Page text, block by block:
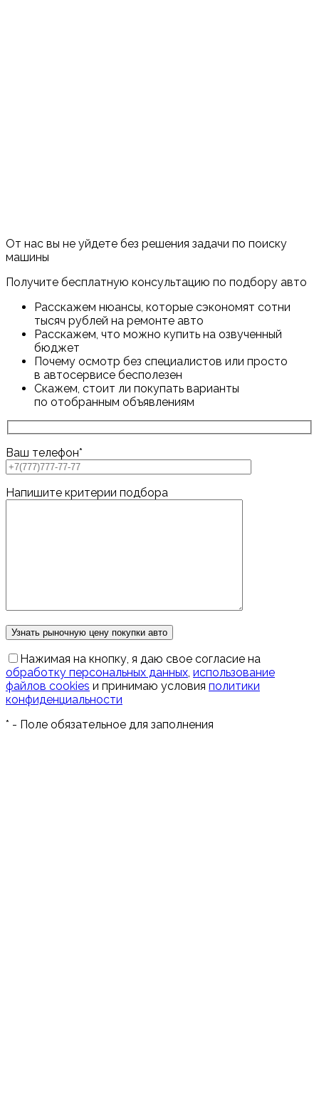
От нас вы не уйдете без решения задачи по поиску
машины
Получите бесплатную консультацию по подбору авто
Расскажем нюансы, которые сэкономят сотни
тысяч рублей на ремонте авто
Расскажем, что можно купить на озвученный
бюджет
Почему осмотр без специалистов или просто
в автосервисе бесполезен
Скажем, стоит ли покупать варианты
по отобранным объявлениям
Ваш телефон*
Напишите критерии подбора
Нажимая на кнопку, я даю свое согласие на
обработку персональных данных, использование
файлов cookies и принимаю условия политики
конфиденциальности
* - Поле обязательное для заполнения